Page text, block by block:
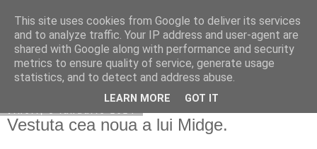
Copilarim
Vestuta cea noua a lui Midge.
This site uses cookies from Google to deliver its services
and to analyze traffic. Your IP address and user-agent are
shared with Google along with performance and security
metrics to ensure quality of service, generate usage
statistics, and to detect and address abuse.
LEARN MORE GOT IT